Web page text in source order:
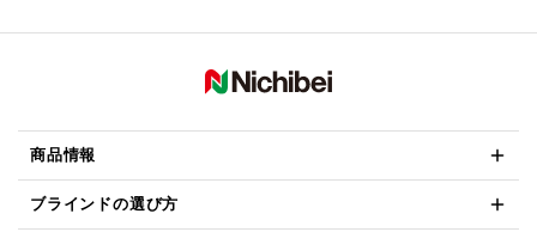
商品情報
ブラインドの選び方